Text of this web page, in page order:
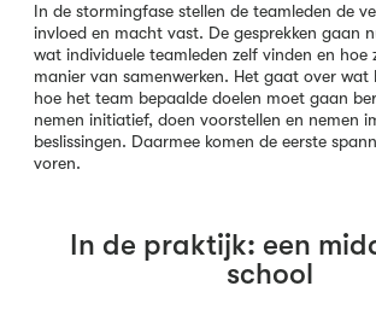
In de stormingfase stellen de teamleden de
invloed en macht vast. De gesprekken gaan
wat individuele teamleden zelf vinden en hoe
manier van samenwerken. Het gaat over wat
hoe het team bepaalde doelen moet gaan
nemen initiatief, doen voorstellen en nemen
beslissingen. Daarmee komen de eerste
voren.
In de praktijk: een
school